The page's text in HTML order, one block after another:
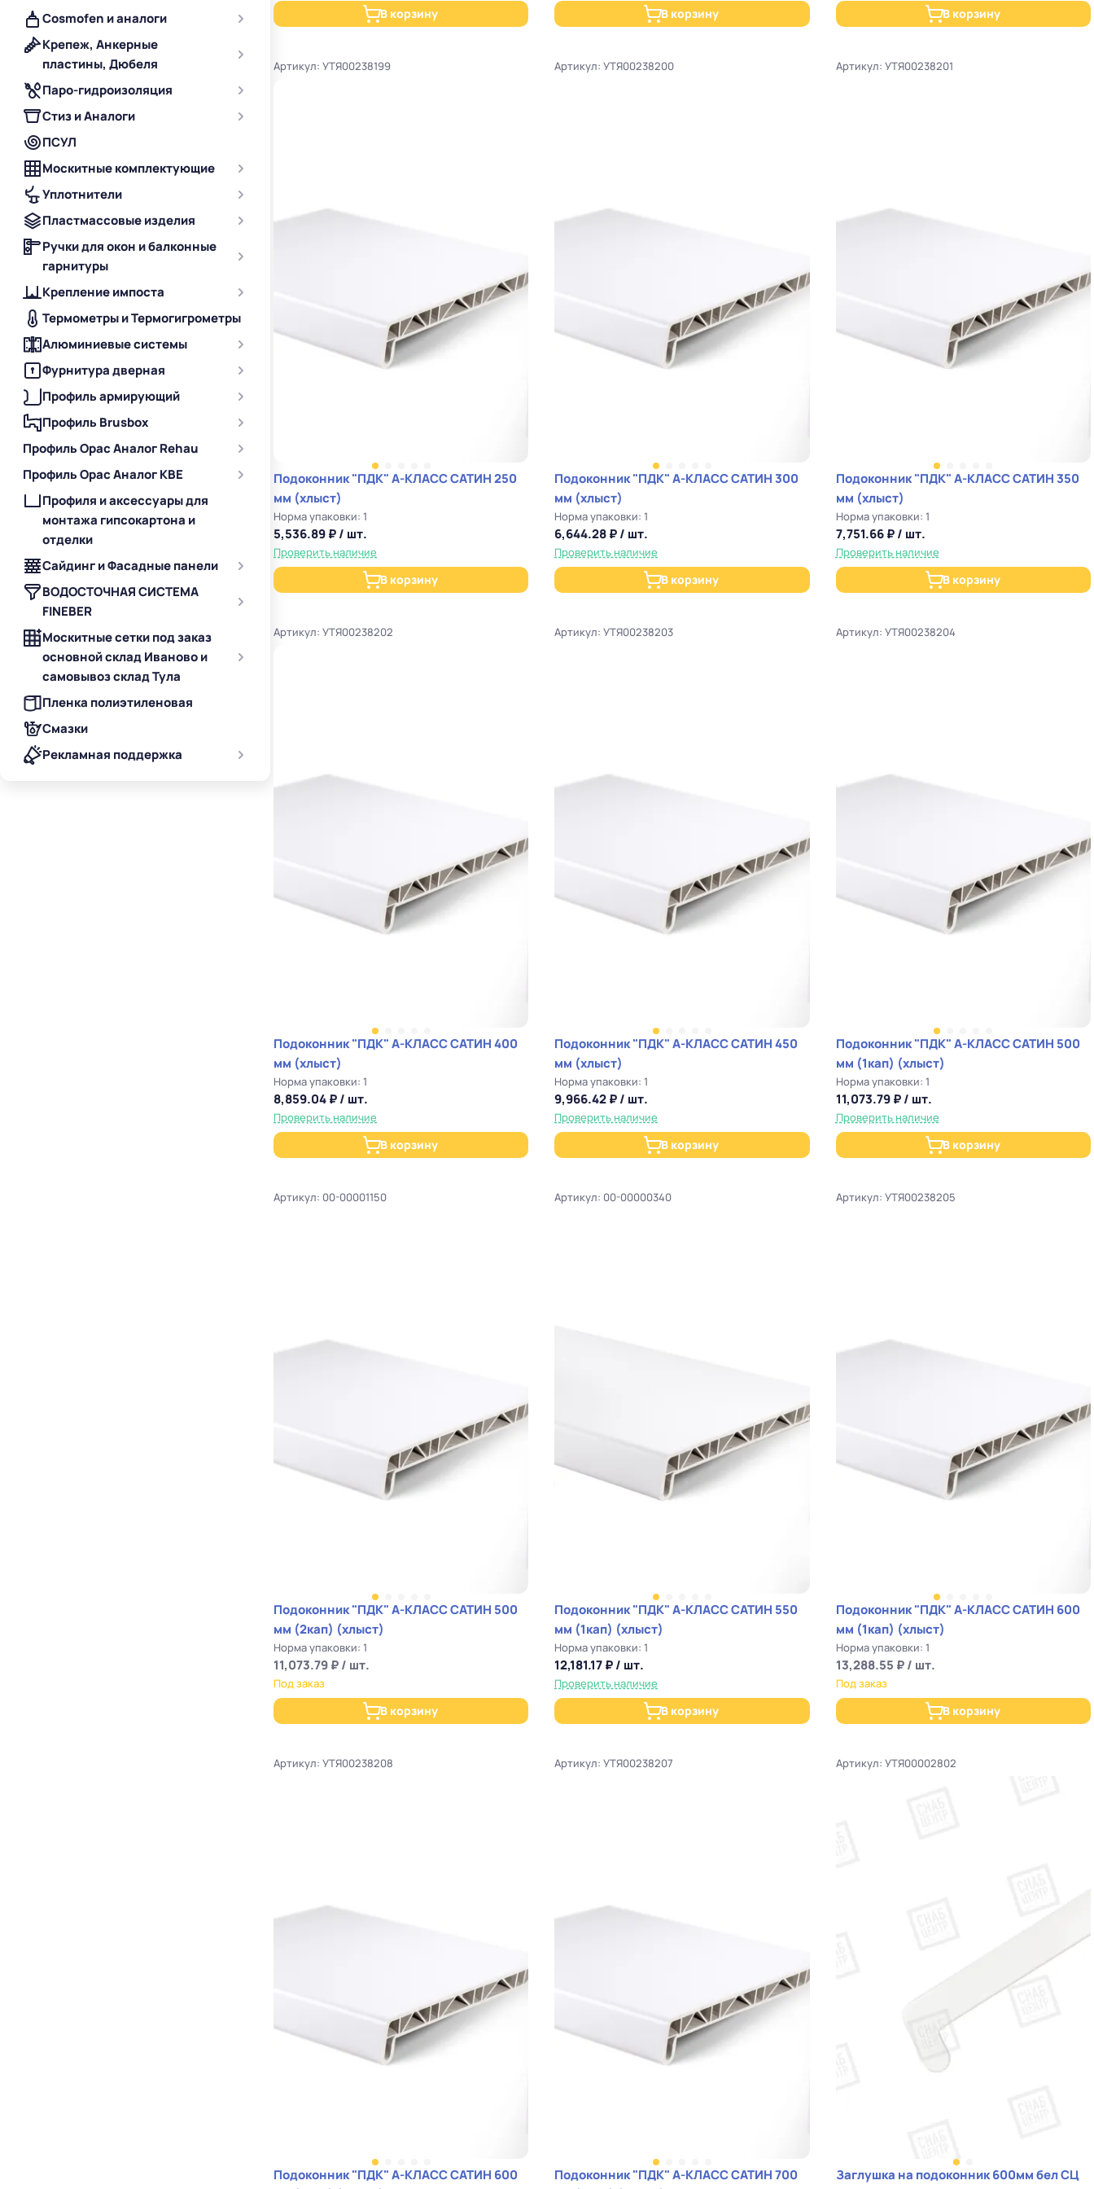
Cosmofen и аналоги
Крепеж, Анкерные
пластины, Дюбеля
Паро-гидроизоляция
Стиз и Аналоги
ПСУЛ
Москитные комплектующие
Уплотнители
Пластмассовые изделия
Ручки для окон и балконные
гарнитуры
Крепление импоста
Термометры и Термогигрометры
Алюминиевые системы
Фурнитура дверная
Профиль армирующий
Профиль Brusbox
Профиль Орас Аналог Rehau
Профиль Орас Аналог KBE
Профиля и аксессуары для
монтажа гипсокартона и
отделки
Сайдинг и Фасадные панели
ВОДОСТОЧНАЯ СИСТЕМА
FINEBER
Москитные сетки под заказ
основной склад Иваново и
самовывоз склад Тула
Пленка полиэтиленовая
Смазки
Рекламная поддержка
В корзину В корзину В корзину
Артикул: УТЯ00238199
Подоконник "ПДК" А-КЛАСС САТИН 250
мм (хлыст)
Норма упаковки: 1
5,536.89 ₽ / шт.
Проверить наличие
В корзину
Артикул: УТЯ00238200
Подоконник "ПДК" А-КЛАСС САТИН 300
мм (хлыст)
Норма упаковки: 1
6,644.28 ₽ / шт.
Проверить наличие
В корзину
Артикул: УТЯ00238201
Подоконник "ПДК" А-КЛАСС САТИН 350
мм (хлыст)
Норма упаковки: 1
7,751.66 ₽ / шт.
Проверить наличие
В корзину
Артикул: УТЯ00238202
Подоконник "ПДК" А-КЛАСС САТИН 400
мм (хлыст)
Норма упаковки: 1
8,859.04 ₽ / шт.
Проверить наличие
В корзину
Артикул: УТЯ00238203
Подоконник "ПДК" А-КЛАСС САТИН 450
мм (хлыст)
Норма упаковки: 1
9,966.42 ₽ / шт.
Проверить наличие
В корзину
Артикул: УТЯ00238204
Подоконник "ПДК" А-КЛАСС САТИН 500
мм (1кап) (хлыст)
Норма упаковки: 1
11,073.79 ₽ / шт.
Проверить наличие
В корзину
Артикул: 00-00001150
Подоконник "ПДК" А-КЛАСС САТИН 500
мм (2кап) (хлыст)
Норма упаковки: 1
11,073.79 ₽ / шт.
Под заказ
В корзину
Артикул: 00-00000340
Подоконник "ПДК" А-КЛАСС САТИН 550
мм (1кап) (хлыст)
Норма упаковки: 1
12,181.17 ₽ / шт.
Проверить наличие
В корзину
Артикул: УТЯ00238205
Подоконник "ПДК" А-КЛАСС САТИН 600
мм (1кап) (хлыст)
Норма упаковки: 1
13,288.55 ₽ / шт.
Под заказ
В корзину
Артикул: УТЯ00238208
Подоконник "ПДК" А-КЛАСС САТИН 600
Артикул: УТЯ00238207
Подоконник "ПДК" А-КЛАСС САТИН 700
Артикул: УТЯ00002802
Заглушка на подоконник 600мм бел СЦ